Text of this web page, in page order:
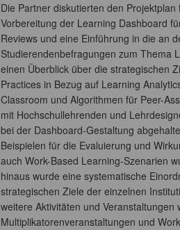
Die Partner diskutierten den
Vorbereitung der Learning Dashboard
Reviews und eine Einführung in die an
Studierendenbefragungen zum Thema
einen Überblick über die strategischen
Practices in Bezug auf Learning
Classroom und Algorithmen für Peer-
mit Hochschullehrenden und
bei der Dashboard-Gestaltung
Beispielen für die Evaluierung und
auch Work-Based Learning-Szenarien
hinaus wurde eine systematische
strategischen Ziele der einzelnen
weitere Aktivitäten und Veranstaltungen
Multiplikatorenveranstaltungen und